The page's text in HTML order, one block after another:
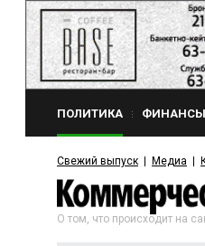
ПОЛИТИКА ФИНАНСЫ
Свежий выпуск Медиа
О том, что происходит на